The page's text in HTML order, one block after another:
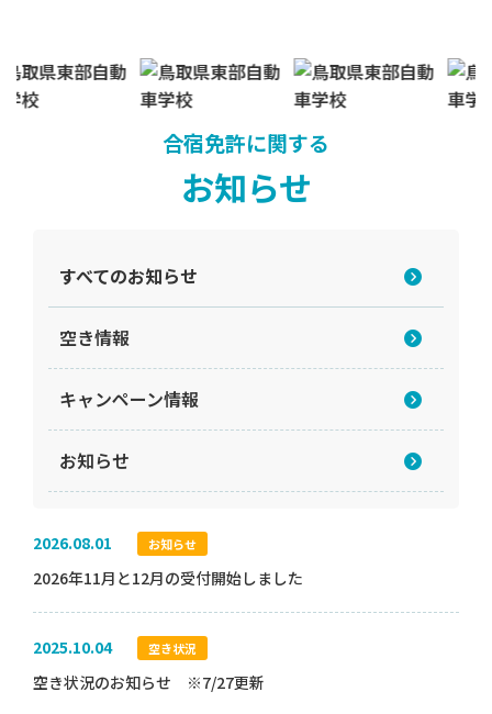
合宿免許に関する
お知らせ
すべてのお知らせ
空き情報
キャンペーン情報
お知らせ
2026.08.01 お知らせ
2026年11月と12月の受付開始しました
2025.10.04 空き状況
空き状況のお知らせ ※7/27更新